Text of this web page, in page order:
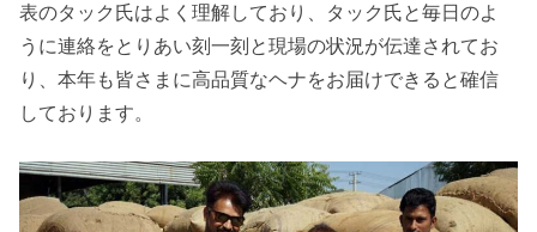
表のタック氏はよく理解しており、タック氏と毎日のよ
うに連絡をとりあい刻一刻と現場の状況が伝達されてお
り、本年も皆さまに高品質なヘナをお届けできると確信
しております。